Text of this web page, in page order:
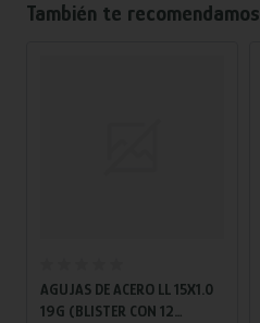
También te recomendamos
AGUJAS DE ACERO LL 40X1.8
15G (BLISTER CON 12